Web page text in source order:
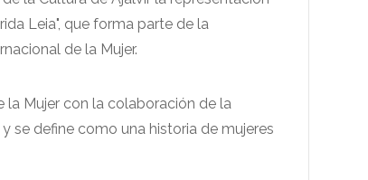
Leia", que forma parte de la
de la Mujer.
la Mujer con la colaboración de la
se define como una historia de mujeres